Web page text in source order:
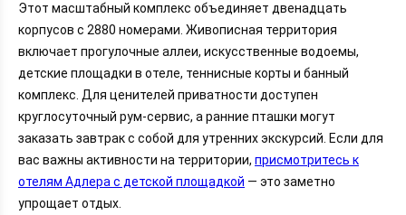
Этот масштабный комплекс объединяет двенадцать
корпусов с 2880 номерами. Живописная территория
включает прогулочные аллеи, искусственные водоемы,
детские площадки в отеле, теннисные корты и банный
комплекс. Для ценителей приватности доступен
круглосуточный рум-сервис, а ранние пташки могут
заказать завтрак с собой для утренних экскурсий. Если для
вас важны активности на территории, присмотритесь к
отелям Адлера с детской площадкой — это заметно
упрощает отдых.